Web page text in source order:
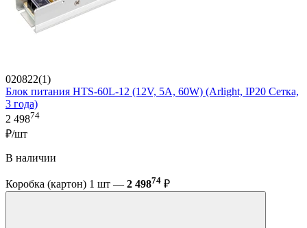
020822(1)
Блок питания HTS-60L-12 (12V, 5A, 60W) (Arlight, IP20 Сетка,
3 года)
2 49874
₽/шт
В наличии
Коробка (картон) 1 шт — 2 49874 ₽